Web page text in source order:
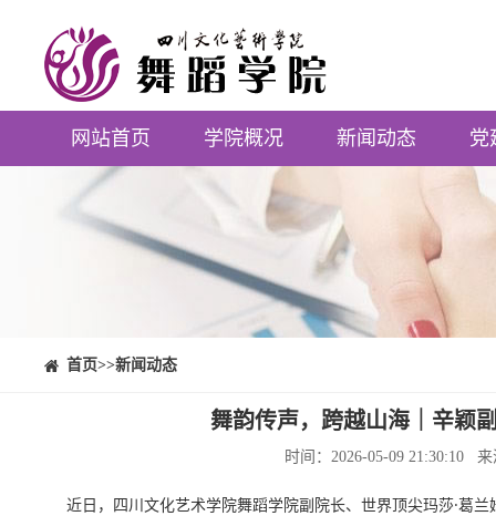
网站首页 学院概况 新闻动态 党
⠀⠀首页>>新闻动态
舞韵传声，跨越山海｜辛颖
时间：2026-05-09 21:30:10
近日，四川文化艺术学院舞蹈学院副院长、世界顶尖玛莎·葛